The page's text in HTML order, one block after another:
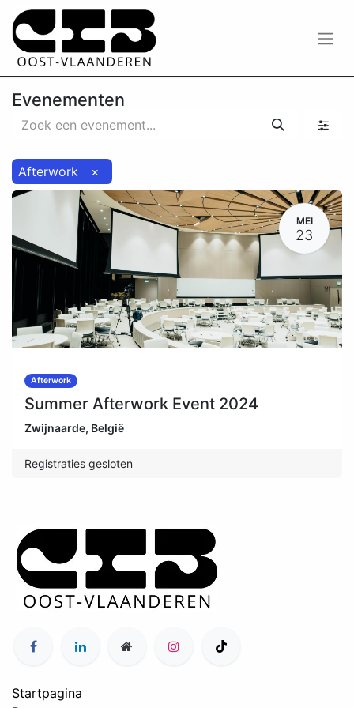
Evenementen
Afterwork ×
MEI
23
Afterwork
Summer Afterwork Event 2024
Zwijnaarde, België
Registraties gesloten
Startpagina